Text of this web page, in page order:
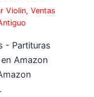
Violin,Ventas
- Partituras
Amazon